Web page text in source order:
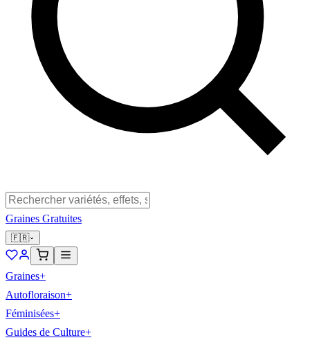
Graines Gratuites
🇫🇷
Graines+
Autofloraison+
Féminisées+
Guides de Culture+